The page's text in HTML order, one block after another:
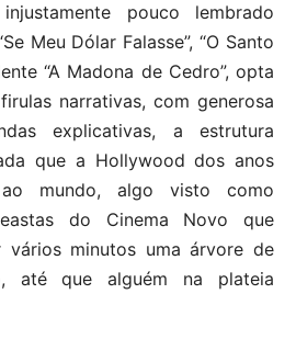
pouco lembrado
Meu Dólar Falasse”, “O Santo
“A Madona de Cedro”, opta
narrativas, com generosa
explicativas, a estrutura
que a Hollywood dos anos
ao mundo, algo visto como
do Cinema Novo que
vários minutos uma árvore de
até que alguém na plateia